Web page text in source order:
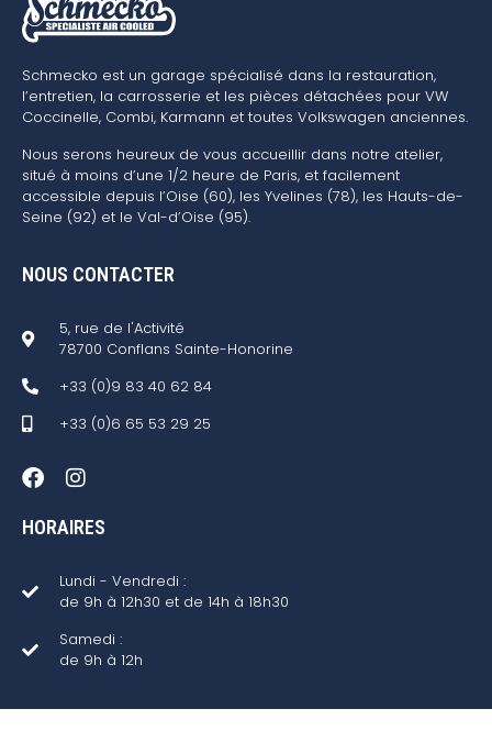
Schmecko est un garage spécialisé dans la restauration,
l’entretien, la carrosserie et les pièces détachées pour VW
Coccinelle, Combi, Karmann et toutes Volkswagen anciennes.
Nous serons heureux de vous accueillir dans notre atelier,
situé à moins d’une 1/2 heure de Paris, et facilement
accessible depuis l’Oise (60), les Yvelines (78), les Hauts-de-
Seine (92) et le Val-d’Oise (95).
NOUS CONTACTER
5, rue de l'Activité
78700 Conflans Sainte-Honorine
+33 (0)9 83 40 62 84
+33 (0)6 65 53 29 25
HORAIRES
Lundi - Vendredi :
de 9h à 12h30 et de 14h à 18h30
Samedi :
de 9h à 12h